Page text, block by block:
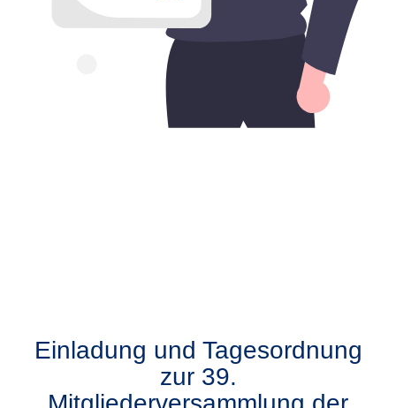
Einladung und Tagesordnung
zur 39.